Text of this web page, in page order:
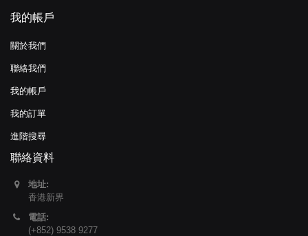
我的帳戶
關於我們
聯絡我們
我的帳戶
我的訂單
進階搜尋
聯絡資料
地址:
香港新界
電話:
(+852) 9538 9277